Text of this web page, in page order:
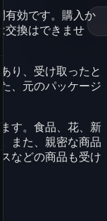
有効です。購入か
交換はできませ
り、受け取ったと
、元のパッケージ
す。食品、花、新
また、親密な商品
などの商品も受け